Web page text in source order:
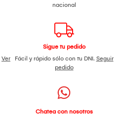
nacional
Ver
Sigue tu pedido
Fácil y rápido sólo con tu DNI. Seguir
pedido
Chatea con nosotros